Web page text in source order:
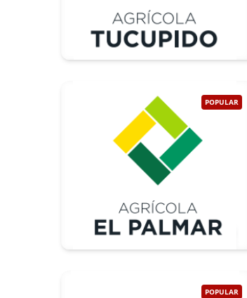
POPULAR
POPULAR